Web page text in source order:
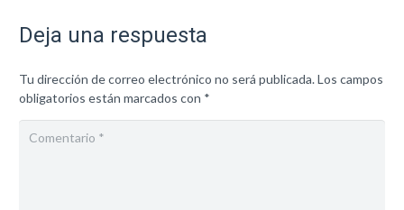
Deja una respuesta
Tu dirección de correo electrónico no será publicada.Los campos
obligatorios están marcados con *